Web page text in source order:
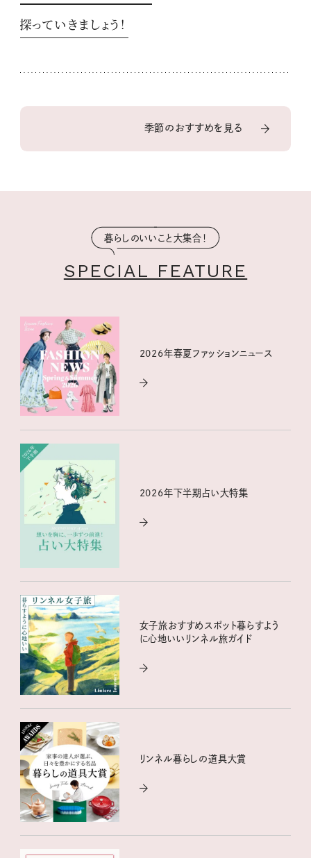
探っていきましょう！
季節のおすすめを見る
暮らしのいいこと大集合！
SPECIAL FEATURE
2026年春夏ファッションニュース
2026年下半期占い大特集
女子旅おすすめスポット暮らすよう
に心地いいリンネル旅ガイド
リンネル暮らしの道具大賞